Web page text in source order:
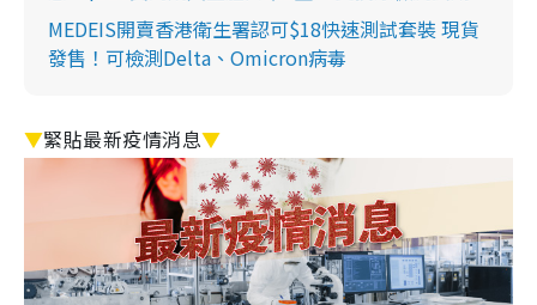
MEDEIS開賣香港衛生署認可$18快速測試套裝 現貨
發售！可檢測Delta、Omicron病毒
▼緊貼最新疫情消息▼